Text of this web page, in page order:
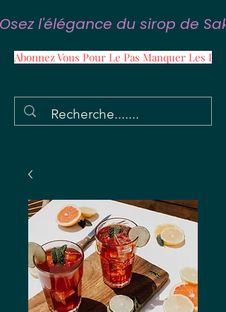
Osez l'élégance du sirop de
Abonnez Vous Pour Le Pas Manquer Les